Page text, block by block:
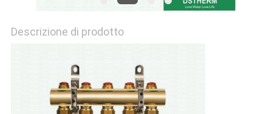
Descrizione di prodotto